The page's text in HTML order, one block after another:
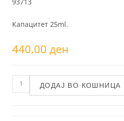
Капацитет 25ml.
440,00 ден
ДОДАЈ ВО КОШНИЦА